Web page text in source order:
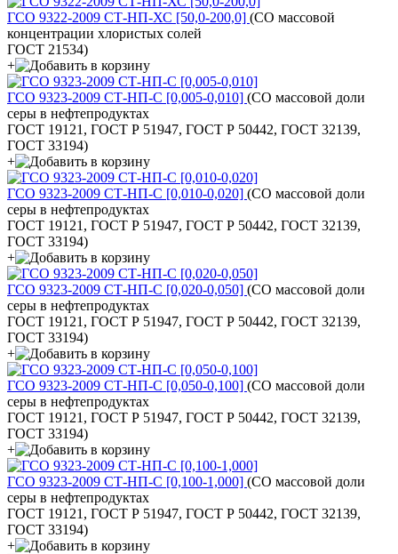
ГСО 9322-2009 СТ-НП-ХС [50,0-200,0] (СО массовой
концентрации хлористых солей
ГОСТ 21534)
+
ГСО 9323-2009 СТ-НП-С [0,005-0,010] (СО массовой доли
серы в нефтепродуктах
ГОСТ 19121, ГОСТ Р 51947, ГОСТ Р 50442, ГОСТ 32139,
ГОСТ 33194)
+
ГСО 9323-2009 СТ-НП-С [0,010-0,020] (СО массовой доли
серы в нефтепродуктах
ГОСТ 19121, ГОСТ Р 51947, ГОСТ Р 50442, ГОСТ 32139,
ГОСТ 33194)
+
ГСО 9323-2009 СТ-НП-С [0,020-0,050] (СО массовой доли
серы в нефтепродуктах
ГОСТ 19121, ГОСТ Р 51947, ГОСТ Р 50442, ГОСТ 32139,
ГОСТ 33194)
+
ГСО 9323-2009 СТ-НП-С [0,050-0,100] (СО массовой доли
серы в нефтепродуктах
ГОСТ 19121, ГОСТ Р 51947, ГОСТ Р 50442, ГОСТ 32139,
ГОСТ 33194)
+
ГСО 9323-2009 СТ-НП-С [0,100-1,000] (СО массовой доли
серы в нефтепродуктах
ГОСТ 19121, ГОСТ Р 51947, ГОСТ Р 50442, ГОСТ 32139,
ГОСТ 33194)
+